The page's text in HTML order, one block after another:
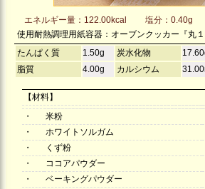
エネルギー量：122.00kcal
塩分：0.40g
使用耐熱調理用紙容器：オーブンクッカー『丸１
たんぱく質
1.50g 炭水化物
脂質
4.00g カルシウム
【材料】
・
米粉
・
ホワイトソルガム
・
くず粉
・
ココアパウダー
・
ベーキングパウダー